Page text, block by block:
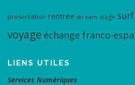
présentation rentrée ski slam stage surf
voyage échange franco-
LIENS UTILES
Services Numériques